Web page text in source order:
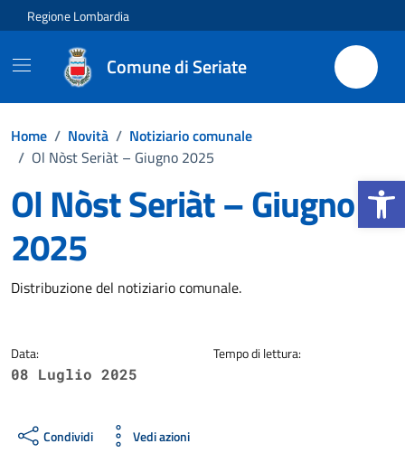
Apri la
Vai ai contenuti
Vai al footer
Regione Lombardia
Comune di Seriate
Home / Novità / Notiziario comunale
/ Ol Nòst Seriàt – Giugno 2025
Ol Nòst Seriàt – Giugno
2025
Dettagli della notizia
Distribuzione del notiziario comunale.
Data:
08 Luglio 2025
Tempo di lettura:
Condividi Vedi azioni